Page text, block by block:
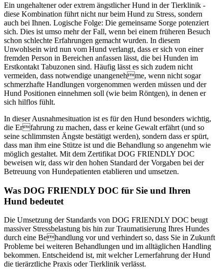
Ein ungehaltener oder extrem ängstlicher Hund in der Tierklinik -
diese Kombination führt nicht nur beim Hund zu Stress, sondern
auch bei Ihnen. Logische Folge: Die gemeinsame Sorge potenziert
sich. Dies ist umso mehr der Fall, wenn bei einem früheren Besuch
schon schlechte Erfahrungen gemacht wurden. In diesem
Unwohlsein wird nun vom Hund verlangt, dass er sich von einer
fremden Person in Bereichen anfassen lässt, die bei Hunden im
Erstkontakt Tabuzonen sind. Häufig lässt es sich zudem nicht
vermeiden, dass notwendige unangenehme, wenn nicht sogar
schmerzhafte Handlungen vorgenommen werden müssen und der
Hund Positionen einnehmen soll (wie beim Röntgen), in denen er
sich hilflos fühlt.
In dieser Ausnahmesituation ist es für den Hund besonders wichtig,
die Erfahrung zu machen, dass er keine Gewalt erfährt (und so
seine schlimmsten Ängste bestätigt werden), sondern dass er spürt,
dass man ihm eine Stütze ist und die Behandlung so angenehm wie
möglich gestaltet. Mit dem Zertifikat DOG FRIENDLY DOC
beweisen wir, dass wir den hohen Standard der Vorgaben bei der
Betreuung von Hundepatienten etablieren und umsetzen.
Was DOG FRIENDLY DOC für Sie und Ihren
Hund bedeutet
Die Umsetzung der Standards von DOG FRIENDLY DOC beugt
massiver Stressbelastung bis hin zur Traumatisierung Ihres Hundes
durch eine Behandlung vor und verhindert so, dass Sie in Zukunft
Probleme bei weiteren Behandlungen und im alltäglichen Handling
bekommen. Entscheidend ist, mit welcher Lernerfahrung der Hund
die tierärztliche Praxis oder Tierklinik verlässt.